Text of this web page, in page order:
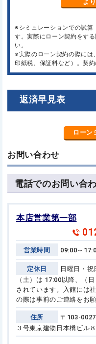
よ
※シミュレーションでの試算
す。実際にローン契約をす
い。
※実際のローン契約の際には
印紙税、保証料など）。契約
返済早見表
ローン
お問い合わせ
電話でのお問い合
本店営業第一部
営業時間 09:00～
定休日 日曜日・祝
（土）は 17:00以降、（
されています。
入館には
の際は事前のご連絡をお
住所
〒103-
３号東京建物日本橋ビル